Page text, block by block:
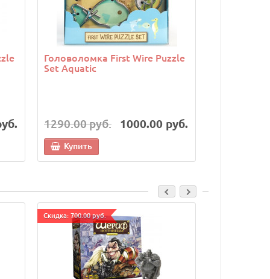
Головоломка First Wire Puzzle
Set Aquatic
1290.00 руб. 1000.00 руб.
Купить
Cкидка: 700.00 руб.